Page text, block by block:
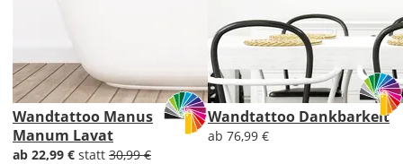
Wandtattoo Manus
Manum Lavat
ab 22,99 € statt 30,99 €
Wandtattoo Dankbarkeit
ab 76,99 €